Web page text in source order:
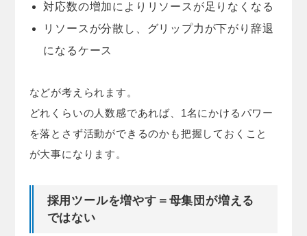
対応数の増加によりリソースが足りなくなる
リソースが分散し、グリップ力が下がり辞退
になるケース
などが考えられます。
どれくらいの人数感であれば、1名にかけるパワー
を落とさず活動ができるのかも把握しておくこと
が大事になります。
採用ツールを増やす＝母集団が増える
ではない